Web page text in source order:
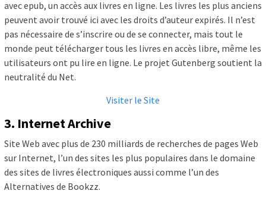
avec epub, un accès aux livres en ligne. Les livres les plus anciens
peuvent avoir trouvé ici avec les droits d’auteur expirés. Il n’est
pas nécessaire de s’inscrire ou de se connecter, mais tout le
monde peut télécharger tous les livres en accès libre, même les
utilisateurs ont pu lire en ligne. Le projet Gutenberg soutient la
neutralité du Net.
Visiter le Site
3. Internet Archive
Site Web avec plus de 230 milliards de recherches de pages Web
sur Internet, l’un des sites les plus populaires dans le domaine
des sites de livres électroniques aussi comme l’un des
Alternatives de Bookzz.